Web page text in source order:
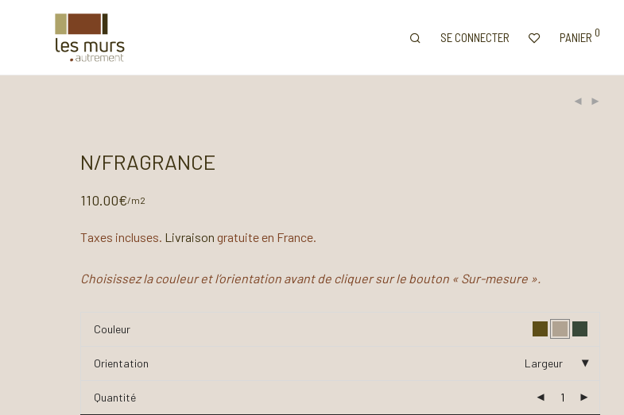
SE CONNECTER PANIER 0
N/FRAGRANCE
110.00€/m2
Taxes incluses. Livraison gratuite en France.
Choisissez la couleur et l’orientation avant de cliquer sur le bouton « Sur-mesure ».
Couleur
Orientation Largeur
Quantité